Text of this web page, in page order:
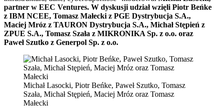
partner w EEC Ventures. W dyskusji udział wzięli Piotr Beńke
z IBM NCEE, Tomasz Małecki z PGE Dystrybucja S.A.,
Maciej Mróz z TAURON Dystrybucja S.A., Michał Stępień z
ZPUE S.A., Tomasz Szała z MIKRONIKA Sp. z o.o. oraz
Paweł Szutko z Generpol Sp. z o.o.
Michał Lasocki, Piotr Beńke, Paweł Szutko, Tomasz
Szała, Michał Stępień, Maciej Mróz oraz Tomasz
Małecki